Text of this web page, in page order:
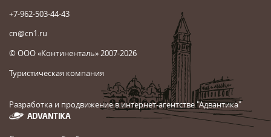
+7-962-503-44-43
cn@cn1.ru
© ООО «Континенталь» 2007-2026
Туристическая компания
Разработка и продвижение в интернет-агентстве "Адвантика"